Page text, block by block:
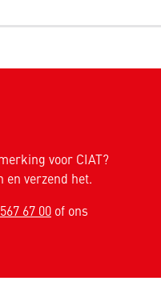
voor CIAT?
verzend het.
67 00 of ons